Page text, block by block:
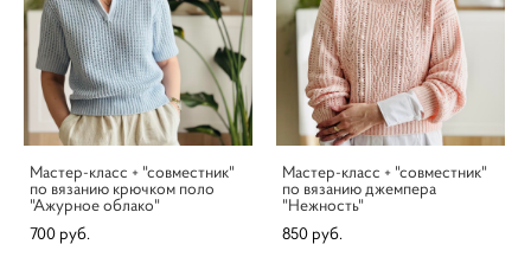
Мастер-класс + "совместник"
по вязанию крючком поло
"Ажурное облако"
700 pуб.
Мастер-класс + "совместник"
по вязанию джемпера
"Нежность"
850 pуб.